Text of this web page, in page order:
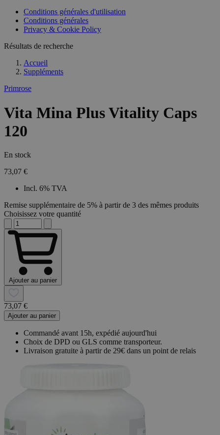
Conditions générales d'utilisation
Conditions générales
Privacy & Cookie Policy
Résultats de recherche
Accueil
Suppléments
Primrose
Vita Mina Plus Vitality Caps
120
En stock
73,07 €
Incl. 6% TVA
Remise supplémentaire de 5% à partir de 3 des mêmes produits
Choisissez votre quantité
Ajouter au panier
73,07 €
Ajouter au panier
Commandé avant 15h, expédié aujourd'hui
Choix de DPD ou GLS comme transporteur.
Livraison gratuite à partir de 29€ dans un point de relais